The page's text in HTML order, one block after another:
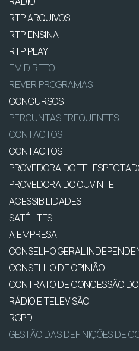
RTP ARQUIVOS
RTP ENSINA
RTP PLAY
EM DIRETO
REVER PROGRAMAS
CONCURSOS
PERGUNTAS FREQUENTES
CONTACTOS
CONTACTOS
PROVEDORA DO
PROVEDORA DO OUVINTE
ACESSIBILIDADES
SATÉLITES
A EMPRESA
CONSELHO GERAL
CONSELHO DE OPINIÃO
CONTRATO DE CONCESSÃO
RÁDIO E TELEVISÃO
RGPD
GESTÃO DAS DEFINIÇÕES DE